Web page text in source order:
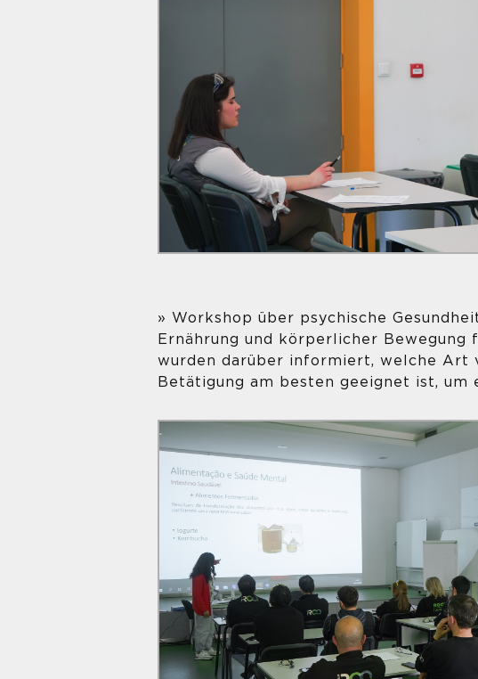
» Workshop über psychische
Ernährung und körperlicher
wurden darüber informiert, welche Art
Betätigung am besten geeignet ist,